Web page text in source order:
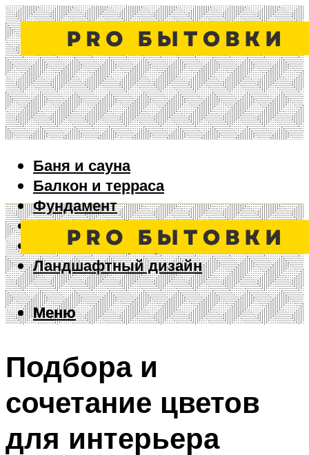
Баня и сауна
Балкон и терраса
Фундамент
Ворота и забор
Дизайн интерьера
Ландшафтный дизайн
Меню
Меню
Подбора и
сочетание цветов
для интерьера